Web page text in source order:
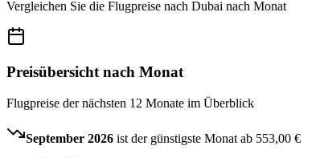
Vergleichen Sie die Flugpreise nach Dubai nach Monat
Preisübersicht nach Monat
Flugpreise der nächsten 12 Monate im Überblick
September 2026 ist der günstigste Monat ab 553,00 €